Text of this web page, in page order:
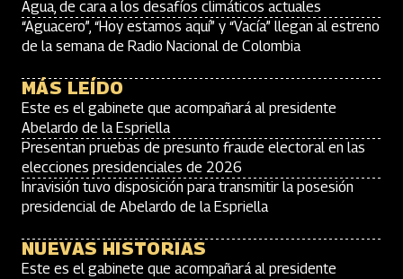
Agua, de cara a los desafíos climáticos actuales
“Aguacero”, “Hoy estamos aquí” y “Vacía” llegan al estreno
de la semana de Radio Nacional de Colombia
MÁS LEÍDO
Este es el gabinete que acompañará al presidente
Abelardo de la Espriella
Presentan pruebas de presunto fraude electoral en las
elecciones presidenciales de 2026
Inravisión tuvo disposición para transmitir la posesión
presidencial de Abelardo de la Espriella
NUEVAS HISTORIAS
Este es el gabinete que acompañará al presidente